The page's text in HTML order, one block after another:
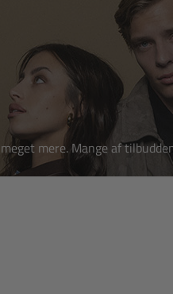
mere. Mange af